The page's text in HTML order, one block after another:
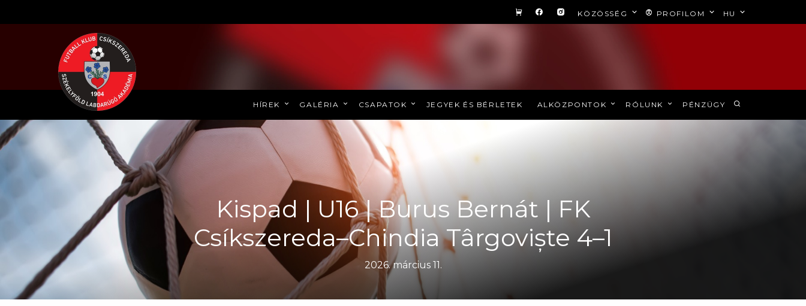
KÖZÖSSÉG PROFILOM HU
HÍREK GALÉRIA CSAPATOK JEGYEK ÉS BÉRLETEK ALKÖZPONTOK RÓLUNK PÉNZÜGY
Kispad | U16 | Burus Bernát | FK
Csíkszereda–Chindia Târgoviște 4–1
2026. március 11.